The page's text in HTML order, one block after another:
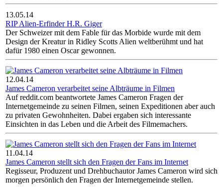
13.05.14
RIP Alien-Erfinder H.R. Giger
Der Schweizer mit dem Fable für das Morbide wurde mit dem
Design der Kreatur in Ridley Scotts Alien weltberühmt und hat
dafür 1980 einen Oscar gewonnen.
12.04.14
James Cameron verarbeitet seine Albträume in Filmen
Auf reddit.com beantwortete James Cameron Fragen der
Internetgemeinde zu seinen Filmen, seinen Expeditionen aber auch
zu privaten Gewohnheiten. Dabei ergaben sich interessante
Einsichten in das Leben und die Arbeit des Filmemachers.
11.04.14
James Cameron stellt sich den Fragen der Fans im Internet
Regisseur, Produzent und Drehbuchautor James Cameron wird sich
morgen persönlich den Fragen der Internetgemeinde stellen.